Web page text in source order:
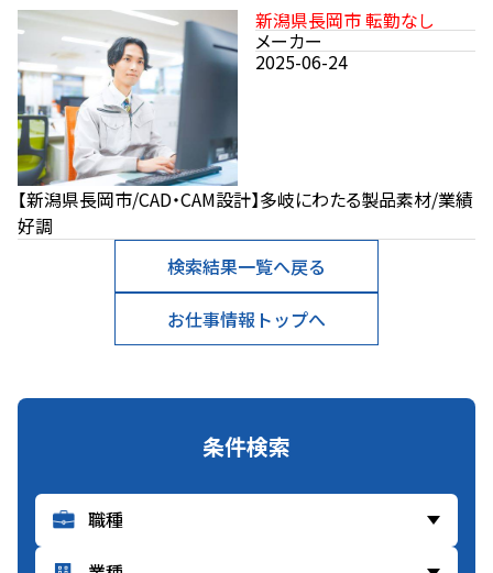
条件検索
新潟県長岡市 転勤なし
メーカー
2025-06-24
【新潟県長岡市/CAD・CAM設計】多岐にわたる製品素材/業績
好調
検索結果一覧へ戻る
お仕事情報トップへ